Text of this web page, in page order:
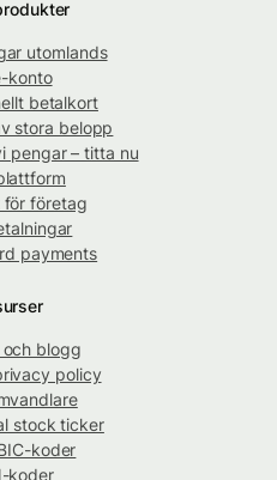
utomlands
konto
betalkort
stora belopp
pengar – titta nu
för företag
payments
blogg
policy
stock ticker
koder
koder